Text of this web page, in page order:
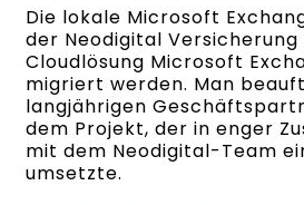
Die lokale Microsoft
der Neodigital
Cloudlösung Microsoft
migriert werden. Man
langjährigen
dem Projekt, der in enger
mit dem Neodigital-Team
umsetzte.